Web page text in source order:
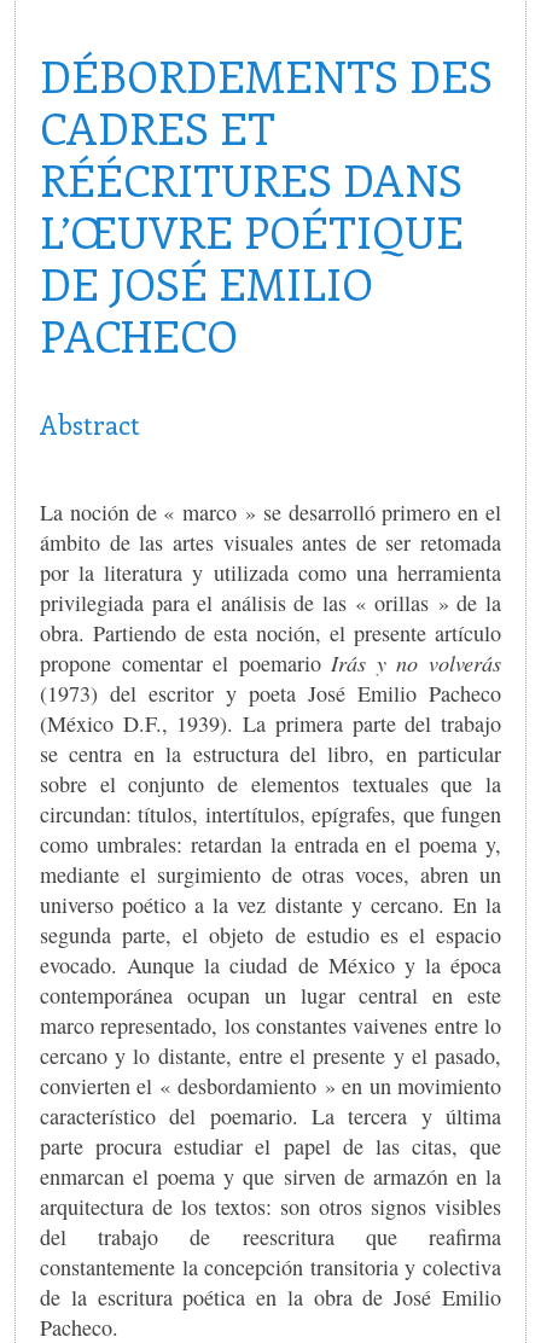
DÉBORDEMENTS DES
CADRES ET
RÉÉCRITURES DANS
L’ŒUVRE POÉTIQUE
DE JOSÉ EMILIO
PACHECO
Abstract
La noción de « marco » se desarrolló primero en el
ámbito de las artes visuales antes de ser retomada
por la literatura y utilizada como una herramienta
privilegiada para el análisis de las « orillas » de la
obra. Partiendo de esta noción, el presente artículo
propone comentar el poemarioIrás y no volverás
(1973) del escritor y poeta José Emilio Pacheco
(México D.F., 1939). La primera parte del trabajo
se centra en la estructura del libro, en particular
sobre el conjunto de elementos textuales que la
circundan: títulos, intertítulos, epígrafes, que fungen
como umbrales: retardan la entrada en el poema y,
mediante el surgimiento de otras voces, abren un
universo poético a la vez distante y cercano. En la
segunda parte, el objeto de estudio es el espacio
evocado. Aunque la ciudad de México y la época
contemporánea ocupan un lugar central en este
marco representado, los constantes vaivenes entre lo
cercano y lo distante, entre el presente y el pasado,
convierten el « desbordamiento » en un movimiento
característico del poemario. La tercera y última
parte procura estudiar el papel de las citas, que
enmarcan el poema y que sirven de armazón en la
arquitectura de los textos: son otros signos visibles
del trabajo de reescritura que reafirma
constantemente la concepción transitoria y colectiva
de la escritura poética en la obra de José Emilio
Pacheco.